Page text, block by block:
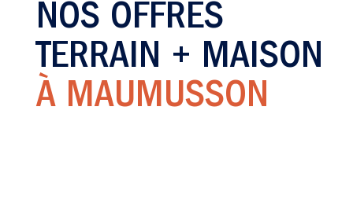
NOS OFFRES
TERRAIN + MAISON
À MAUMUSSON